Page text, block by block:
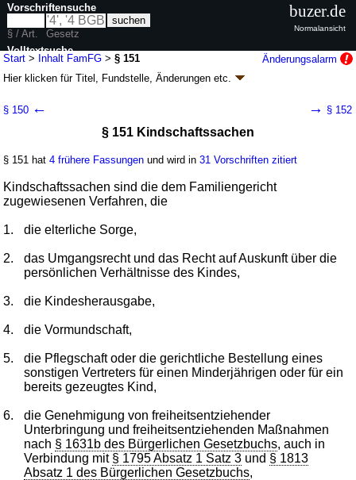
Start > Inhalt FamFG >§ 151
Änderungsalarm
Hier klicken fürTitel, Fundstelle, Änderungen etc.
Familiensachen und in den Angelegenheiten
der freiwilligen Gerichtsbarkeit (FamFG)
Artikel 1 G. v. 17.12.2008BGBl. I S. 2586 , 2587, 2009 I S. 1102; zuletzt
G. v. 02.07.2026
Geltung ab 01.09.2009; FNA: 315-24 Freiwillige Gerichtsbarkeit
110 weitere Fassungen | Drucksachen / Entwurf / Begründung
Buch 2 Verfahren in Familiensachen
Abschnitt 3 Verfahren in Kindschaftssachen
§ 150 ← → § 152
§ 151 Kindschaftssachen
§ 151 hat4 frühere Fassungen und wird in31 Vorschriften zitiert
Kindschaftssachen sind die dem Familiengericht
zugewiesenen Verfahren, die
1. die elterliche Sorge,
2.
das Umgangsrecht und das Recht auf Auskunft über die
persönlichen Verhältnisse des Kindes,
3. die Kindesherausgabe,
4. die Vormundschaft,
5.
die Pflegschaft oder die gerichtliche Bestellung eines
sonstigen Vertreters für einen Minderjährigen oder für ein
bereits gezeugtes Kind,
6.
die Genehmigung von freiheitsentziehender
Unterbringung und freiheitsentziehenden Maßnahmen
nach § 1631b des Bürgerlichen Gesetzbuchs, auch in
Verbindung mit § 1795 Absatz 1 Satz 3 und § 1813
Absatz 1 des Bürgerlichen Gesetzbuchs,
Vorschriftensuche
§ / Art.
Gesetz
Volltextsuche
nur in FamFG
buzer.de
Normalansicht